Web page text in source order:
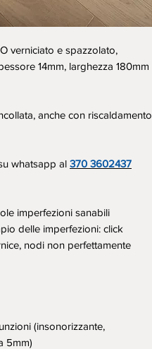
verniciato e spazzolato,
14mm, larghezza 180mm
anche con riscaldamento
whatsapp al 370 3602437
imperfezioni sanabili
delle imperfezioni: click
nodi non perfettamente
(insonorizzante,
5mm)